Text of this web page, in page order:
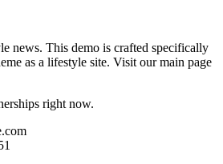
news. This demo is crafted specifically
as a lifestyle site. Visit our main page
right now.